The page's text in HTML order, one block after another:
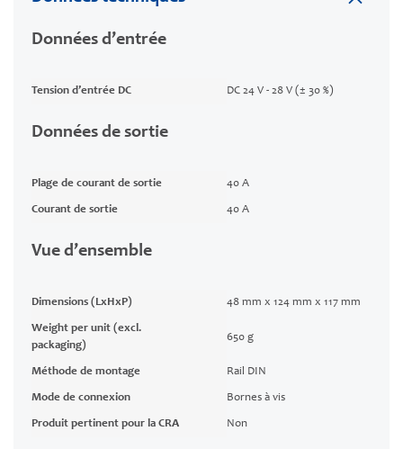
Données d’entrée
Tension d’entrée DC DC 24 V - 28 V (± 30 %)
Données de sortie
Plage de courant de sortie 40 A
Courant de sortie 40 A
Vue d’ensemble
Dimensions (LxHxP) 48 mm x 124 mm x 117 mm
Weight per unit (excl.
packaging)
650 g
Méthode de montage Rail DIN
Mode de connexion Bornes à vis
Produit pertinent pour la CRA Non